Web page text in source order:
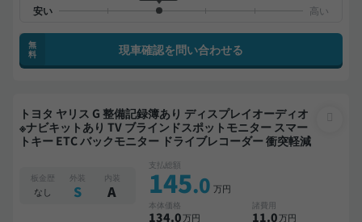
無
料
現車確認を問い合わせる
トヨタ ヤリス G 整備記録簿あり ディスプレイオーディオ
※ナビキットあり TV ブラインドスポットモニター スマー
トキー ETC バックモニター ドライブレコーダー 衝突軽減
板金歴
なし
外装
S
内装
A
支払総額
145.0 万円
本体価格
134.0万円
諸費用
11.0万円